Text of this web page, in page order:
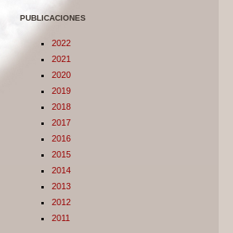
PUBLICACIONES
2022
2021
2020
2019
2018
2017
2016
2015
2014
2013
2012
2011